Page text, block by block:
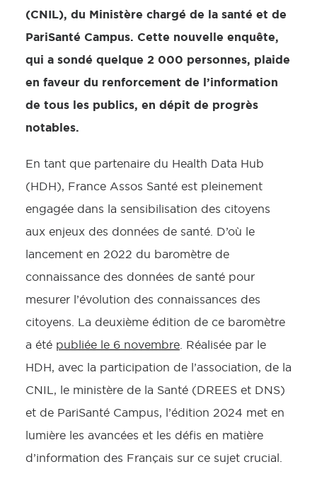
(CNIL), du Ministère chargé de la santé et de
PariSanté Campus. Cette nouvelle enquête,
qui a sondé quelque 2 000 personnes, plaide
en faveur du renforcement de l’information
de tous les publics, en dépit de progrès
notables.
En tant que partenaire du Health Data Hub
(HDH), France Assos Santé est pleinement
engagée dans la sensibilisation des citoyens
aux enjeux des données de santé. D’où le
lancement en 2022 du baromètre de
connaissance des données de santé pour
mesurer l’évolution des connaissances des
citoyens. La deuxième édition de ce baromètre
a été publiée le 6 novembre . Réalisée par le
HDH, avec la participation de l’association, de la
CNIL, le ministère de la Santé (DREES et DNS)
et de PariSanté Campus, l’édition 2024 met en
lumière les avancées et les défis en matière
d’information des Français sur ce sujet crucial.